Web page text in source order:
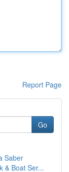
Report Page
Go
Saber
& Boat Ser...